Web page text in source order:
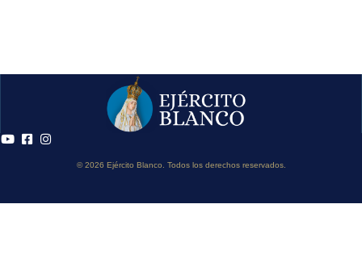
© 2026 Ejército Blanco. Todos los derechos reservados.